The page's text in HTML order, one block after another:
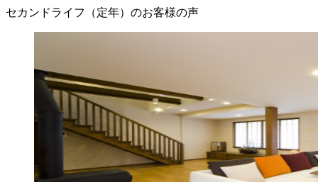
セカンドライフ（定年）のお客様の声